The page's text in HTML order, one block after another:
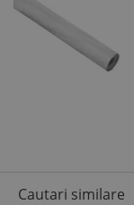
Cautari similare